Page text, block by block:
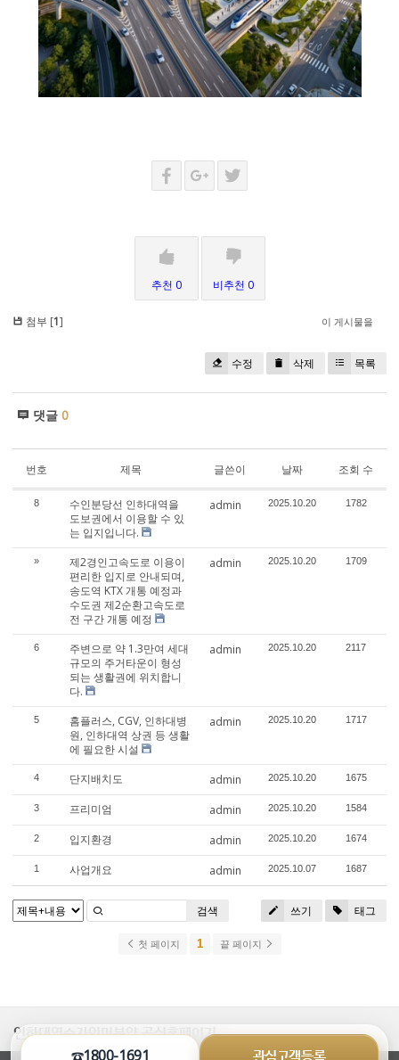
추천 0 비추천 0
첨부 [1] 이 게시물을
수정 삭제 목록
댓글 0
번호 제목 글쓴이 날짜 조회 수
8
수인분당선 인하대역을
도보권에서 이용할 수 있
는 입지입니다.
admin 2025.10.20 1782
»
제2경인고속도로 이용이
편리한 입지로 안내되며,
송도역 KTX 개통 예정과
수도권 제2순환고속도로
전 구간 개통 예정
admin 2025.10.20 1709
6
주변으로 약 1.3만여 세대
규모의 주거타운이 형성
되는 생활권에 위치합니
다.
admin 2025.10.20 2117
5
홈플러스, CGV, 인하대병
원, 인하대역 상권 등 생활
에 필요한 시설
admin 2025.10.20 1717
4 단지배치도 admin 2025.10.20 1675
3 프리미엄 admin 2025.10.20 1584
2 입지환경 admin 2025.10.20 1674
1 사업개요 admin 2025.10.07 1687
쓰기 태그
검색
첫 페이지 1 끝 페이지
인하대역수자인미분양 공식홈페이지
☎1800-1691 관심고객등록